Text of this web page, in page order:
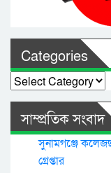
Categories
Categories
সাম্প্রতিক সংবাদ
সুনামগঞ্জে
গ্রেপ্তার